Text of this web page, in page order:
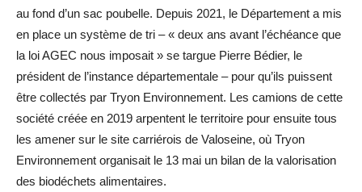
au fond d’un sac poubelle. Depuis 2021, le Département a mis
en place un système de tri – « deux ans avant l’échéance que
la loi AGEC nous imposait » se targue Pierre Bédier, le
président de l’instance départementale – pour qu’ils puissent
être collectés par Tryon Environnement. Les camions de cette
société créée en 2019 arpentent le territoire pour ensuite tous
les amener sur le site carriérois de Valoseine, où Tryon
Environnement organisait le 13 mai un bilan de la valorisation
des biodéchets alimentaires.